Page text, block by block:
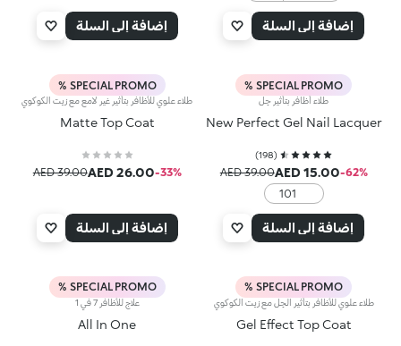
Allure
إضافة إلى السلة إضافة إلى السلة
SPECIAL PROMO %
طلاء أظافر بتأثير جِل
New Perfect Gel Nail Lacquer
(
198
)
‎-62‎%‎
AED 15.00
AED 39.00
101
White
إضافة إلى السلة
SPECIAL PROMO %
طلاء علوي للأظافر بتأثير غير لامع مع زيت الكوكوي
Matte Top Coat
‎-33‎%‎
AED 26.00
AED 39.00
إضافة إلى السلة
SPECIAL PROMO %
طلاء علوي للأظافر بتأثير الجِل مع زيت الكوكوي
Gel Effect Top Coat
SPECIAL PROMO %
علاج للأظافر 7 في 1
All In One